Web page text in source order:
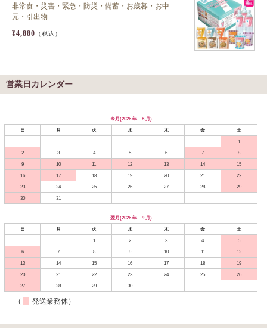
非常食・災害・緊急・防災・備蓄・お歳暮・お中
元・引出物
¥4,880 （税込）
営業日カレンダー
今月(2026 年 8 月)
日
月 火 水 木 金
土
1
2
3 4 5 6 7
8
9
10 11 12 13 14
15
16
17 18 19 20 21
22
23
24 25 26 27 28
29
30
31
翌月(2026 年 9 月)
日
月 火 水 木 金
土
1
2 3 4
5
6
7 8 9 10 11
12
13
14 15 16 17 18
19
20
21 22 23 24 25
26
27
28 29 30
（ 発送業務休）